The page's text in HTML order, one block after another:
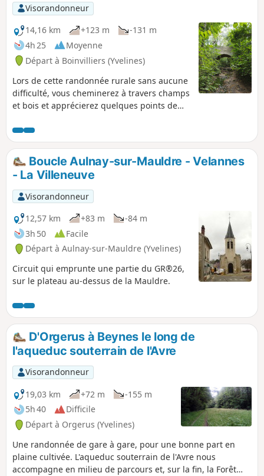
Visorandonneur
14,16 km
+123 m
-131 m
4h 25
Moyenne
Départ à Boinvilliers (Yvelines)
Lors de cette randonnée rurale sans aucune
difficulté, vous cheminerez à travers champs
et bois et apprécierez quelques points de
curiosités patrimoniales. Calme et
tranquillité seront au rendez-vous !
Boucle Aulnay-sur-Mauldre - Velannes
- La Villeneuve
Visorandonneur
12,57 km
+83 m
-84 m
3h 50
Facile
Départ à Aulnay-sur-Mauldre (Yvelines)
Circuit qui emprunte une partie du GR®26,
sur le plateau au-dessus de la Mauldre.
D'Orgerus à Beynes le long de
l'aqueduc souterrain de l'Avre
Visorandonneur
19,03 km
+72 m
-155 m
5h 40
Difficile
Départ à Orgerus (Yvelines)
Une randonnée de gare à gare, pour une bonne part en
plaine cultivée. L'aqueduc souterrain de l'Avre nous
accompagne en milieu de parcours et, sur la fin, la Forêt